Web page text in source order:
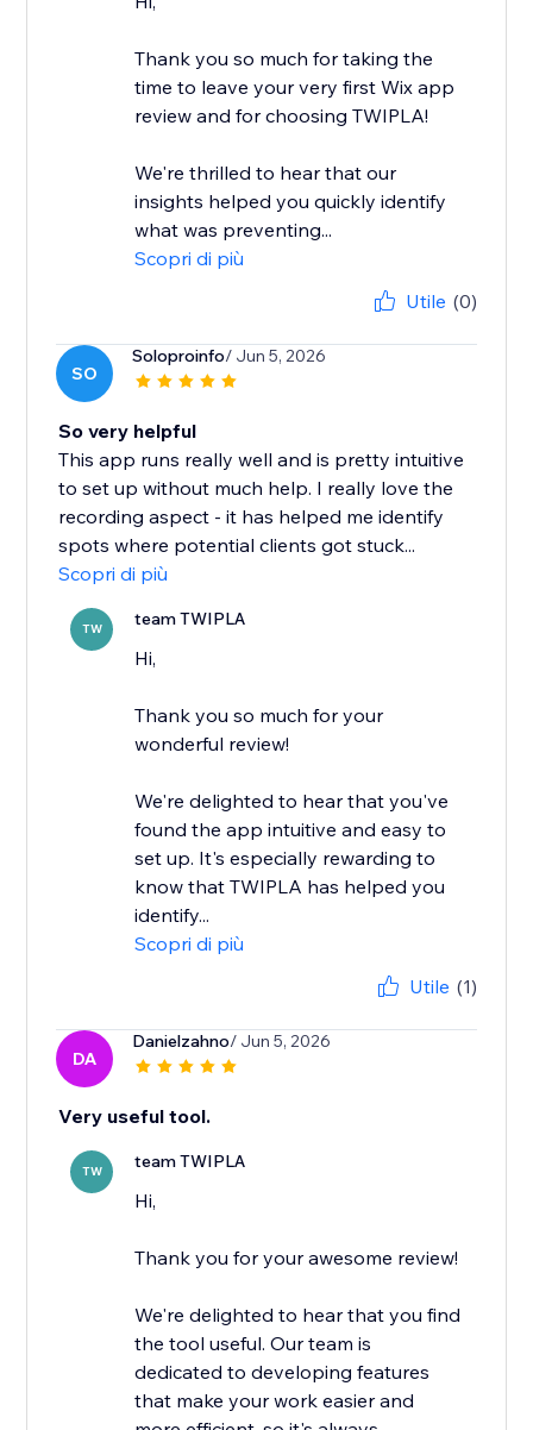
Thank you so much for taking the
time to leave your very first Wix app
review and for choosing TWIPLA!
We're thrilled to hear that our
insights helped you quickly identify
what was preventing...
Scopri di più
Utile (0)
SO
Soloproinfo/ Jun 5, 2026
So very helpful
This app runs really well and is pretty intuitive
to set up without much help. I really love the
recording aspect - it has helped me identify
spots where potential clients got stuck...
Scopri di più
TW team TWIPLA
Hi,
Thank you so much for your
wonderful review!
We're delighted to hear that you've
found the app intuitive and easy to
set up. It's especially rewarding to
know that TWIPLA has helped you
identify...
Scopri di più
Utile (1)
DA
Danielzahno/ Jun 5, 2026
Very useful tool.
TW team TWIPLA
Hi,
Thank you for your awesome review!
We're delighted to hear that you find
the tool useful. Our team is
dedicated to developing features
that make your work easier and